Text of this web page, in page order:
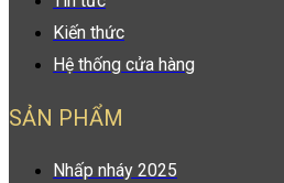
Kiến thức
Hệ thống cửa hàng
SẢN PHẨM
Nhấp nháy 2025